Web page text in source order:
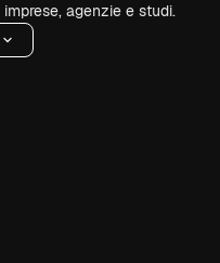
agenzie e studi.